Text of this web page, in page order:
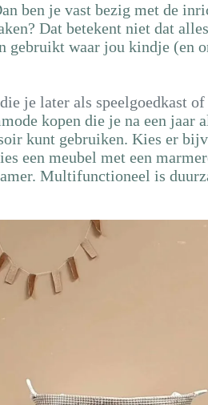
ben je vast bezig met de
Dat betekent niet dat
gebruikt waar jou kindje (en
je later als speelgoedkast
kopen die je na een
kunt gebruiken. Kies er
een meubel met een
Multifunctioneel is